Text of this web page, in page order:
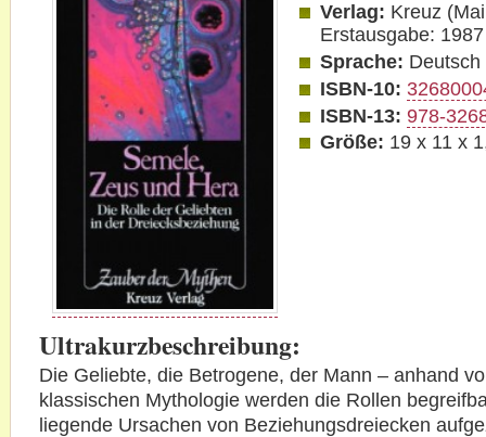
Verlag: Kreuz
Erstausgabe: 1987
Sprache: Deutsch
ISBN-10:
ISBN-13: 978-
Größe: 19 x 11 x
Ultrakurzbeschreibung:
Die Geliebte, die Betrogene, der Mann – anhand
klassischen Mythologie werden die Rollen
liegende Ursachen von Beziehungsdreiecken